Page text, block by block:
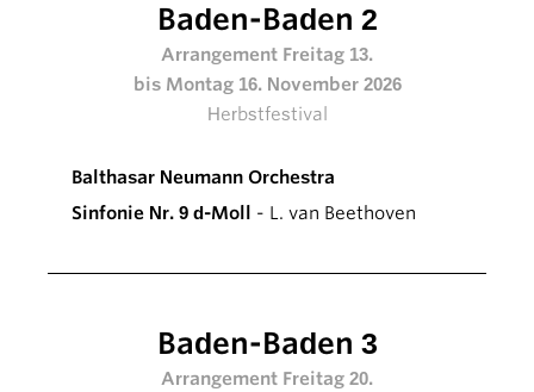
Baden-Baden 2
Arrangement Freitag 13.
bis Montag 16. November 2026
Herbstfestival
Balthasar Neumann Orchestra
Sinfonie Nr. 9 d-Moll - L. van Beethoven
Baden-Baden 3
Arrangement Freitag 20.